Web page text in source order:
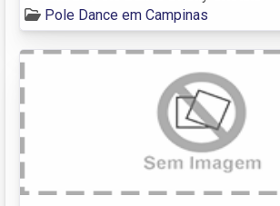
Pole Dance em Campinas